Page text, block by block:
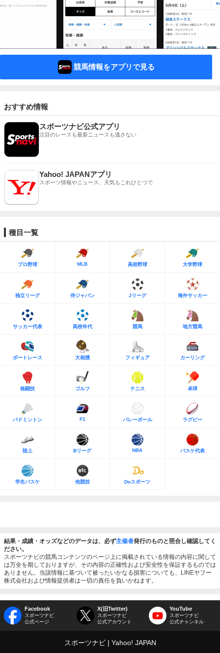
競馬情報をアプリで見る
おすすめ情報
スポーツナビ公式アプリ
注目のレースも最新ニュースも逃さない
Yahoo! JAPANアプリ
スポーツ情報やニュース、天気もこれひとつで
種目一覧
プロ野球 MLB 高校野球 大学野球
独立リーグ 侍ジャパン Jリーグ 海外サッカー
サッカー代表 高校年代 競馬 地方競馬
ボートレース 大相撲 フィギュア カーリング
格闘技 ゴルフ テニス 卓球
バドミントン F1 バレーボール ラグビー
陸上 Bリーグ NBA バスケ代表
学生バスケ 他競技 Doスポーツ
結果・成績・オッズなどのデータは、必ず主催者発行のものと照合し確認してく
ださい。
スポーツナビの競馬コンテンツのページ上に掲載されている情報の内容に関して
は万全を期しておりますが、その内容の正確性および安全性を保証するものでは
ありません。当該情報に基づいて被ったいかなる損害についても、LINEヤフー
株式会社および情報提供者は一切の責任を負いかねます。
Facebook
スポーツナビ
公式ページ
X(旧Twitter)
スポーツナビ
公式アカウント
YouTube
スポーツナビ
公式チャンネル
スポーツナビ Yahoo! JAPAN